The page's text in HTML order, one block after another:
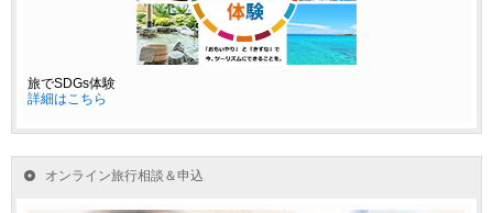
旅でSDGs体験
詳細はこちら
オンライン旅行相談＆申込